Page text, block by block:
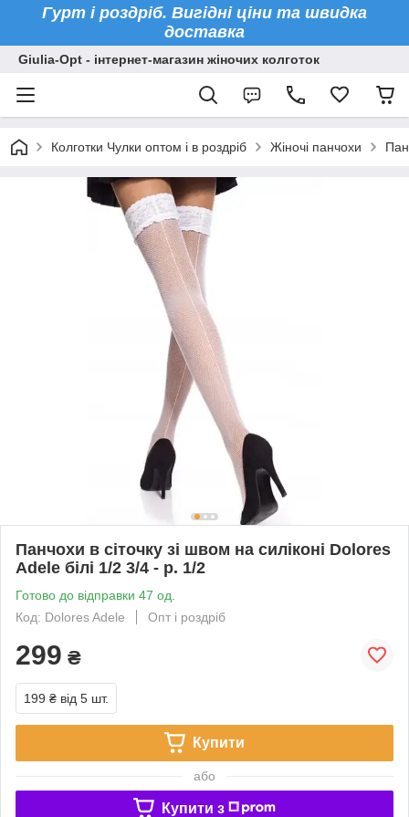
Гурт і роздріб. Вигідні ціни та швидка
доставка
Giulia-Opt - інтернет-магазин жіночих колготок
Колготки Чулки оптом і в роздріб Жіночі панчохи
Панчохи в сіточку зі швом на силіконі Dolores
Adele білі 1/2 3/4 - р. 1/2
Готово до відправки 47 од.
Код: Dolores Adele
Опт і роздріб
299 ₴
199 ₴ від 5 шт.
Купити
або
Купити з